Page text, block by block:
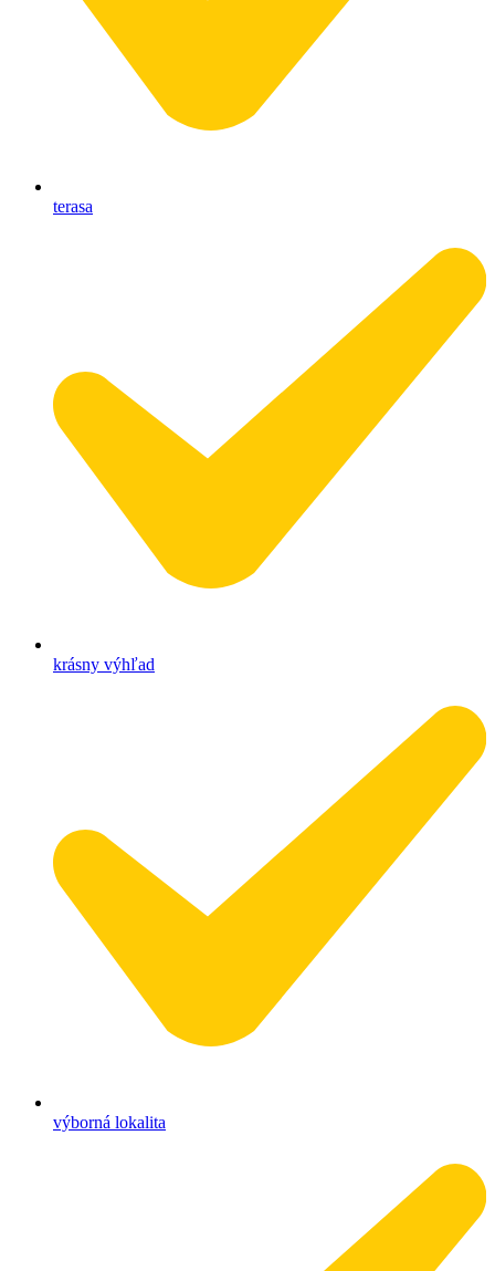
terasa
krásny výhľad
výborná lokalita